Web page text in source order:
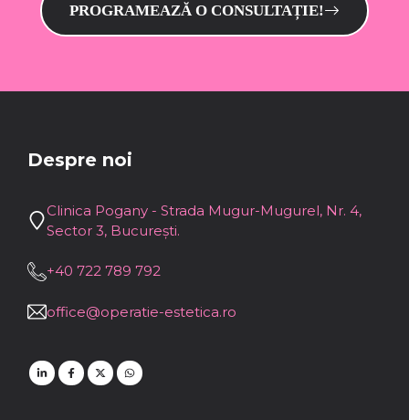
PROGRAMEAZĂ O CONSULTAȚIE!
Despre noi
Clinica Pogany - Strada Mugur-Mugurel, Nr. 4,
Sector 3, București.
+40 722 789 792
office@operatie-estetica.ro